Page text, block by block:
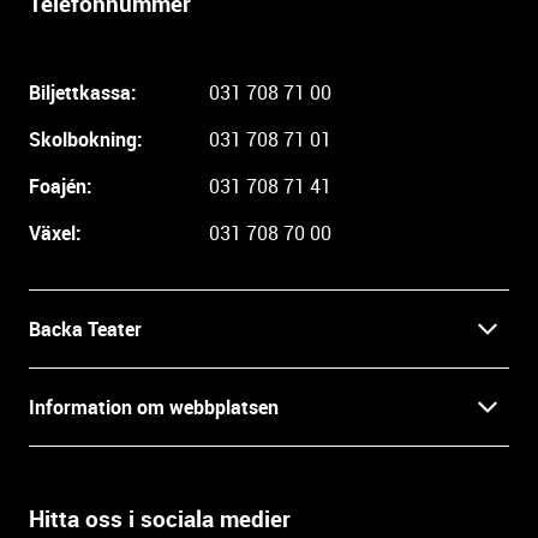
Biljettkassa:
031 708 71 00
Skolbokning:
031 708 71 01
Foajén:
031 708 71 41
Växel:
031 708 70 00
Backa Teater
Press
Prao, praktik och lediga tjänster
Information om webbplatsen
Tillgänglighetsdatabasen
Hitta oss i sociala medier